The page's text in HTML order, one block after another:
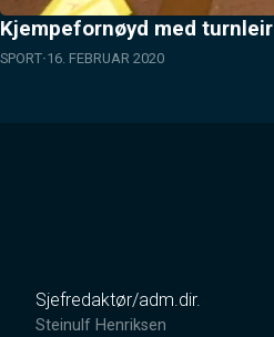
Kjempefornøyd med turnleir
SPORT 16. FEBRUAR 2020
Sjefredaktør/adm.dir.
Steinulf Henriksen